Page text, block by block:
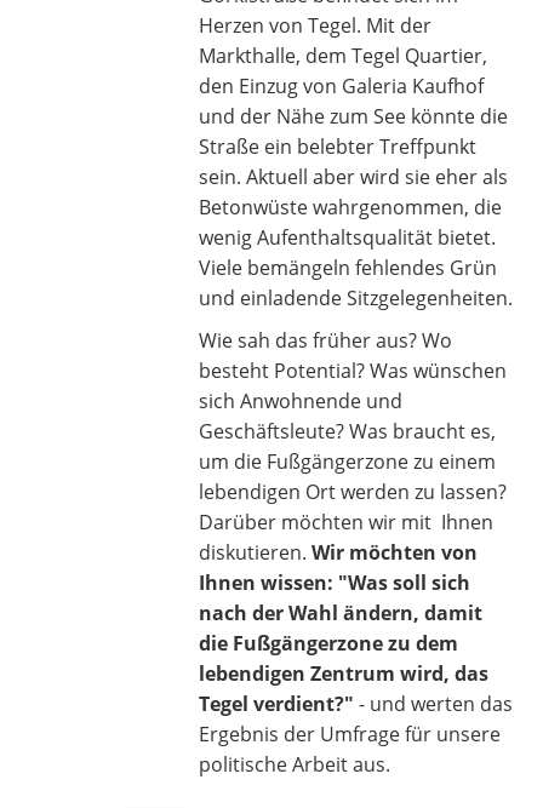
Herzen von Tegel. Mit der
Markthalle, dem Tegel Quartier,
den Einzug von Galeria Kaufhof
und der Nähe zum See könnte die
Straße ein belebter Treffpunkt
sein. Aktuell aber wird sie eher als
Betonwüste wahrgenommen, die
wenig Aufenthaltsqualität bietet.
Viele bemängeln fehlendes Grün
und einladende Sitzgelegenheiten.
Wie sah das früher aus? Wo
besteht Potential? Was wünschen
sich Anwohnende und
Geschäftsleute? Was braucht es,
um die Fußgängerzone zu einem
lebendigen Ort werden zu lassen?
Darüber möchten wir mit Ihnen
diskutieren.Wir möchten von
Ihnen wissen: "Was soll sich
nach der Wahl ändern, damit
die Fußgängerzone zu dem
lebendigen Zentrum wird, das
Tegel verdient?"- und werten das
Ergebnis der Umfrage für unsere
politische Arbeit aus.